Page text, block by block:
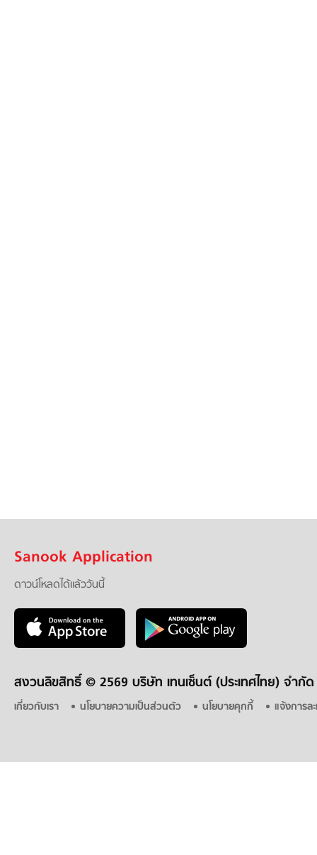
Sanook Application
ดาวน์โหลดได้แล้ววันนี้
สงวนลิขสิทธิ์ © 2569 บริษัท เทนเซ็นต์ (ประเทศไทย) จำกัด
เกี่ยวกับเรา นโยบายความเป็นส่วนตัว นโยบายคุกกี้ แจ้งการล